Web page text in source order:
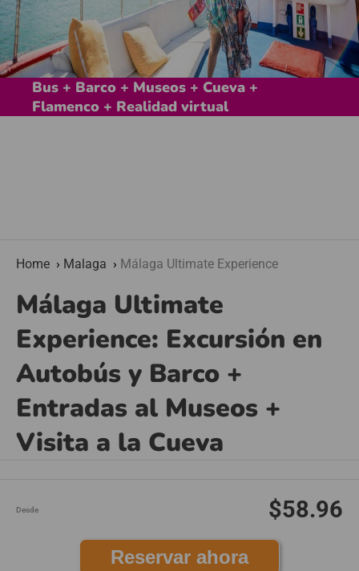
Bus + Barco + Museos + Cueva +
Flamenco + Realidad virtual
Home Malaga Málaga Ultimate Experience
Málaga Ultimate
Experience: Excursión en
Autobús y Barco +
Entradas al Museos +
Visita a la Cueva
Desde $58.96
Reservar ahora